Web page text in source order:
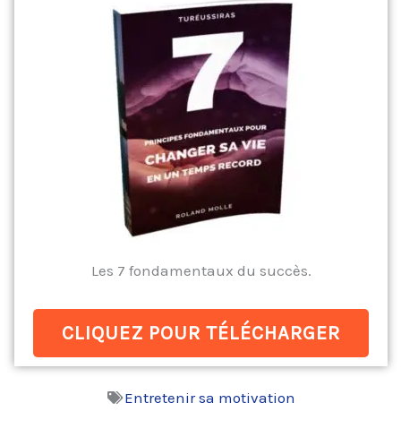
Les 7 fondamentaux du succès.
CLIQUEZ POUR TÉLÉCHARGER
Entretenir sa motivation